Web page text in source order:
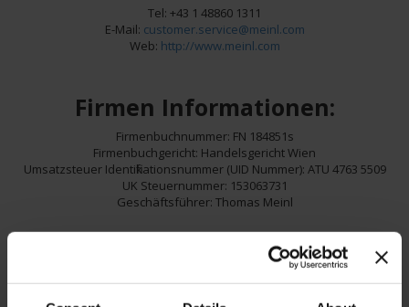
Tel: +43 1 48860 1311
E-Mail: customer.service@meinl.com
Web: http://www.meinl.com
Firmen Informationen:
Firmenbuchnummer: FN 184851s
Firmenbuchgericht: Handelsgericht Wien
Umsatzsteuer Identifikationsnummer (UID Nummer): ATU 4763 5509
UK Steuernummer: 153063731
Geschäftsführer: Thomas Meinl
Bankverbindung:
Zahlungsempfänger: Meinl Internet Commerce GmbH
IBAN : AT852011100004664140